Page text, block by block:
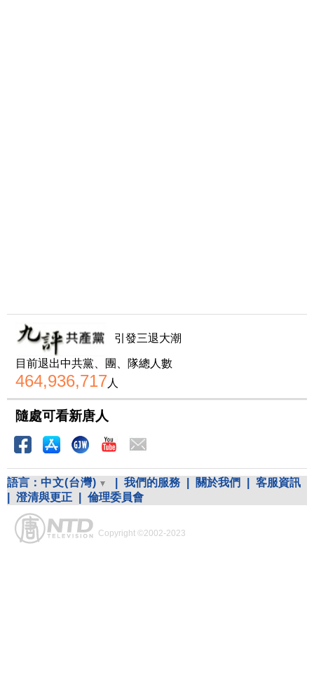
引發三退大潮
目前退出中共黨、團、隊總人數
464,936,717人
隨處可看新唐人
語言： 中文(台灣) 我們的服務 關於我們
客服資訊
澄清與更正 倫理委員會
Copyright ©2002-2023